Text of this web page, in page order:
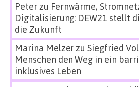
Peterzu Fernwärme,
Digitalisierung: DEW21 stellt
die Zukunft
Marina Melzerzu Siegfried
Menschen den Weg in ein
inklusives Leben